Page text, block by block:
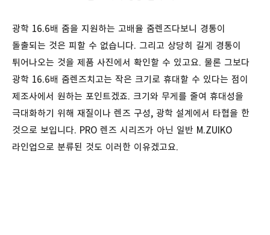
광학 16.6배 줌을 지원하는 고배율 줌렌즈다보니 경통이
돌출되는 것은 피할 수 없습니다. 그리고 상당히 길게 경통이
튀어나오는 것을 제품 사진에서 확인할 수 있고요. 물론 그보다
광학 16.6배 줌렌즈치고는 작은 크기로 휴대할 수 있다는 점이
제조사에서 원하는 포인트겠죠. 크기와 무게를 줄여 휴대성을
극대화하기 위해 재질이나 렌즈 구성, 광학 설계에서 타협을 한
것으로 보입니다. PRO 렌즈 시리즈가 아닌 일반 M.ZUIKO
라인업으로 분류된 것도 이러한 이유겠고요.